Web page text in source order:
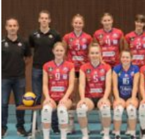
nu
we